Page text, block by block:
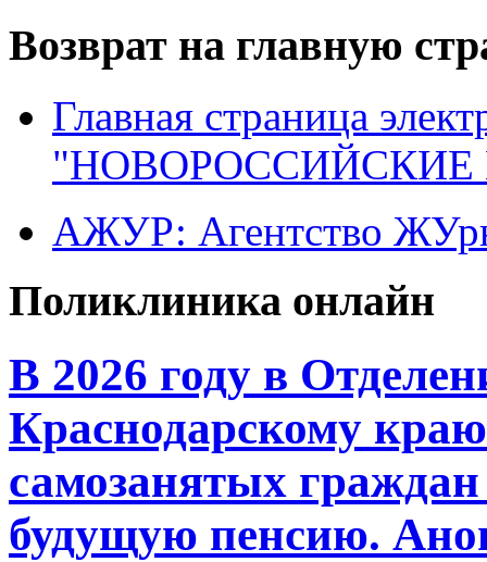
Возврат на главную
Главная страница
"НОВОРОССИЙСКИЕ
АЖУР: Агентство
Поликлиника онлайн
В 2026 году в
Краснодарскому
самозанятых
будущую пенсию.